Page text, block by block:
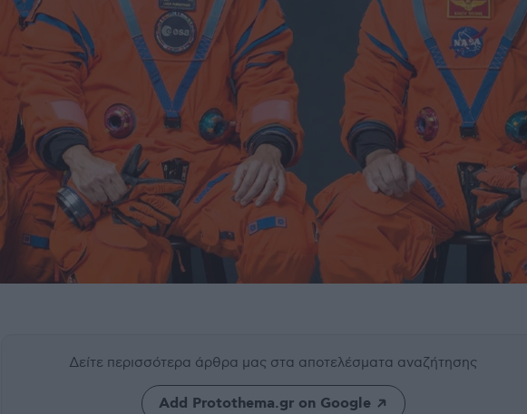
Δείτε περισσότερα άρθρα μας στα αποτελέσματα αναζήτησης
Add Protothema.gr on Google